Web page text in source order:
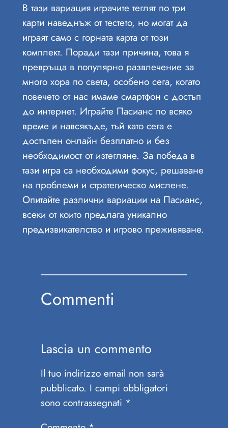
В тази вариация играчите теглят по три
карти наведнъж от тестето, но могат да
играят само с горната карта от този
комплект. Поради тази причина, това я
превръща в популярно развлечение за
много хора по света, особено сега, когато
повечето от нас имаме смартфон с достъп
до интернет. Играйте Пасианс по всяко
време и навсякъде, тъй като сега е
достъпен онлайн безплатно и без
необходимост от изтегляне. За победа в
тази игра са необходими фокус, решаване
на проблеми и стратегическо мислене.
Опитайте различни вариации на Пасианс,
всеки от които предлага уникално
предизвикателство и игрово преживяване.
Commenti
Lascia un commento
Il tuo indirizzo email non sarà
pubblicato. I campi obbligatori
sono contrassegnati *